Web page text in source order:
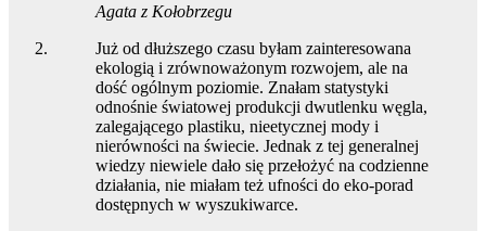
Agata z Kołobrzegu
Już od dłuższego czasu byłam zainteresowana
ekologią i zrównoważonym rozwojem, ale na
dość ogólnym poziomie. Znałam statystyki
odnośnie światowej produkcji dwutlenku węgla,
zalegającego plastiku, nieetycznej mody i
nierówności na świecie. Jednak z tej generalnej
wiedzy niewiele dało się przełożyć na codzienne
działania, nie miałam też ufności do eko-porad
dostępnych w wyszukiwarce.